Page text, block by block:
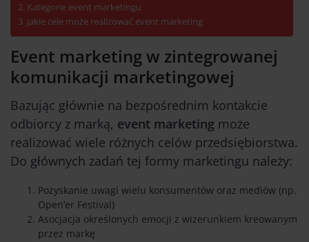
Kategorie event marketingu
Jakie cele może realizować event marketing
Event marketing w zintegrowanej
komunikacji marketingowej
Bazując głównie na bezpośrednim kontakcie
odbiorcy z marką, event marketing może
realizować wiele różnych celów przedsiębiorstwa.
Do głównych zadań tej formy marketingu należy:
Pozyskanie uwagi wielu konsumentów oraz mediów (np.
Open’er Festival)
Asocjacja określonych emocji z wizerunkiem kreowanym
przez markę